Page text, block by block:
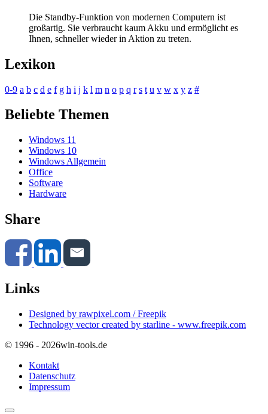
Die Standby-Funktion von modernen Computern ist
großartig. Sie verbraucht kaum Akku und ermöglicht es
Ihnen, schneller wieder in Aktion zu treten.
Lexikon
0-9 a b c d e f g h i j k l m n o p q r s t u v w x y z #
Beliebte Themen
Windows 11
Windows 10
Windows Allgemein
Office
Software
Hardware
Share
Links
Designed by rawpixel.com / Freepik
Technology vector created by starline - www.freepik.com
© 1996 - 2026win-tools.de
Kontakt
Datenschutz
Impressum